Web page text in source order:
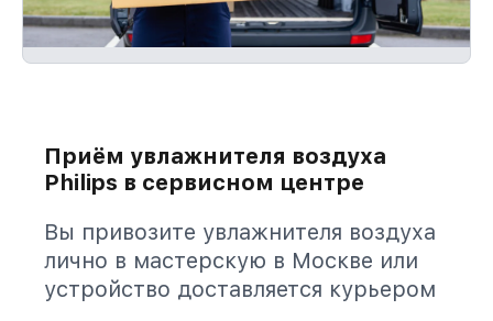
Приём увлажнителя воздуха
Philips в сервисном центре
Вы привозите увлажнителя воздуха
лично в мастерскую в Москве или
устройство доставляется курьером